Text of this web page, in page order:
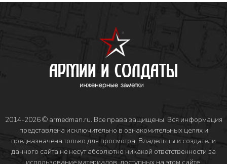
2014-2026 © armedman.ru. Все права защищены. Вся информация
представлена исключительно в ознакомительных целях и
предназначена только для просмотра. Владельцы и создатели
данного сайта не несут абсолютно никакой ответственности за